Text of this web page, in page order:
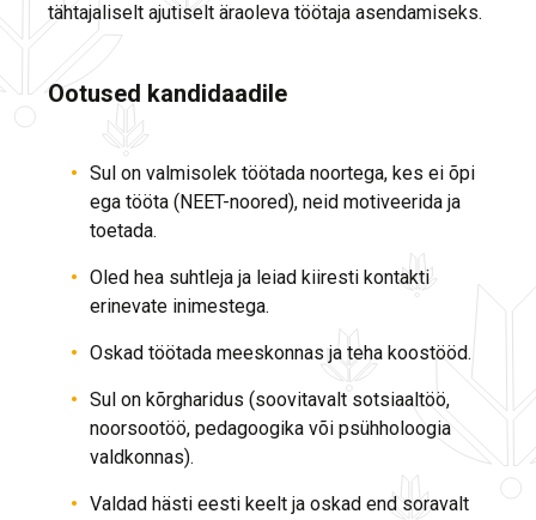
tähtajaliselt ajutiselt äraoleva töötaja asendamiseks.
Ootused kandidaadile
Sul on valmisolek töötada noortega, kes ei õpi
ega tööta (NEET-noored), neid motiveerida ja
toetada.
Oled hea suhtleja ja leiad kiiresti kontakti
erinevate inimestega.
Oskad töötada meeskonnas ja teha koostööd.
Sul on kõrgharidus (soovitavalt sotsiaaltöö,
noorsootöö, pedagoogika või psühholoogia
valdkonnas).
Valdad hästi eesti keelt ja oskad end soravalt